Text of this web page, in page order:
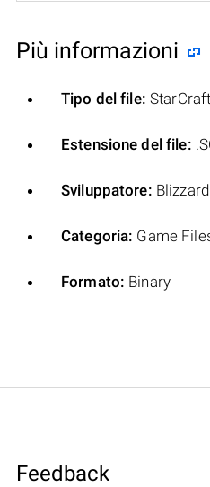
Più informazioni
Tipo del file:
Estensione del file:
Sviluppatore:
Categoria: Game
Formato: Binary
Feedback